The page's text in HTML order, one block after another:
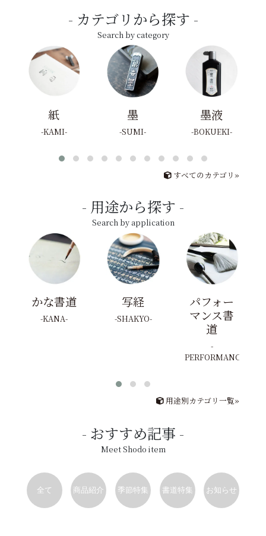
カテゴリから探す
Search by category
紙
KAMI
墨
SUMI
墨液
BOKUEKI
すべてのカテゴリ»
用途から探す
Search by application
かな書道
KANA
写経
SHAKYO
パフォー
マンス書
道
PERFORMANCE
用途別カテゴリ一覧»
おすすめ記事
Meet Shodo item
全て 商品紹介 季節特集 書道特集 お知らせ